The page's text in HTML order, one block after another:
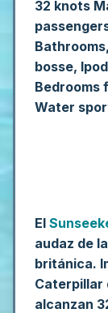
32 knots
bosse,
Bedrooms
Water
El
audaz de
británica.
Caterpillar
alcanzan